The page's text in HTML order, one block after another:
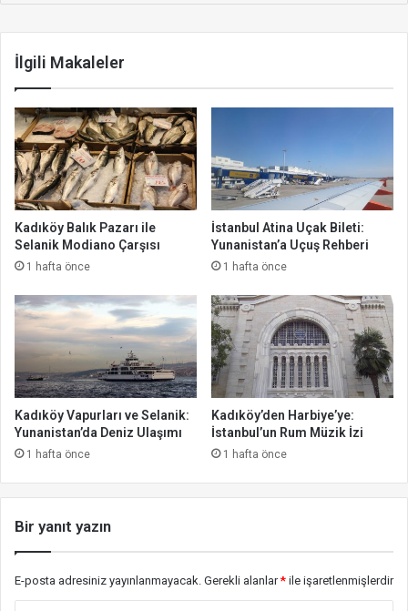
İlgili Makaleler
Kadıköy Balık Pazarı ile
Selanik Modiano Çarşısı
1 hafta önce
İstanbul Atina Uçak Bileti:
Yunanistan’a Uçuş Rehberi
1 hafta önce
Kadıköy Vapurları ve Selanik:
Yunanistan’da Deniz Ulaşımı
1 hafta önce
Kadıköy’den Harbiye’ye:
İstanbul’un Rum Müzik İzi
1 hafta önce
Bir yanıt yazın
E-posta adresiniz yayınlanmayacak. Gerekli alanlar* ile işaretlenmişlerdir